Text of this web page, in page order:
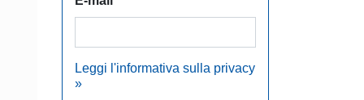
Leggi l'informativa sulla privacy
»